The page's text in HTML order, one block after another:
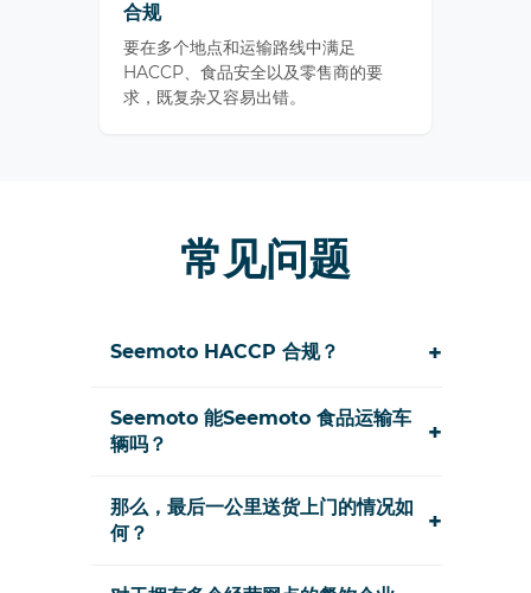
合规
要在多个地点和运输路线中满足
HACCP、食品安全以及零售商的要
求，既复杂又容易出错。
常见问题
Seemoto HACCP 合规？ +
Seemoto 能Seemoto 食品运输车
辆吗？
+
那么，最后一公里送货上门的情况如
何？
+